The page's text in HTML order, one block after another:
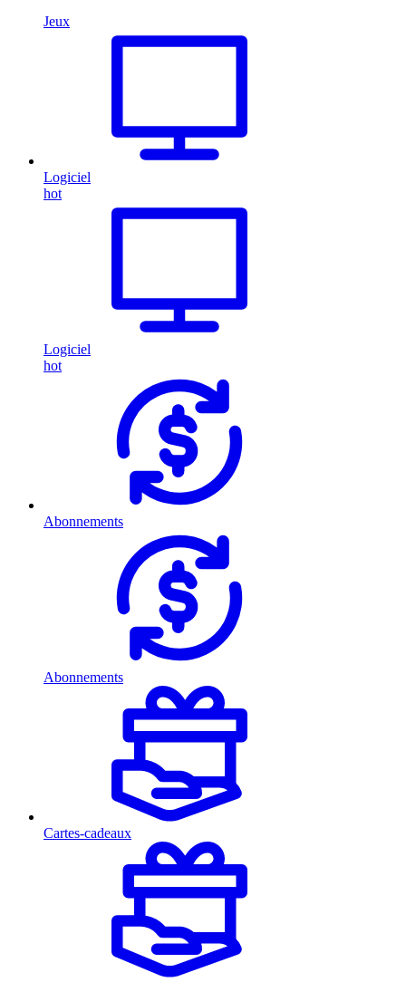
Jeux
Logiciel
hot
Logiciel
hot
Abonnements
Abonnements
Cartes-cadeaux